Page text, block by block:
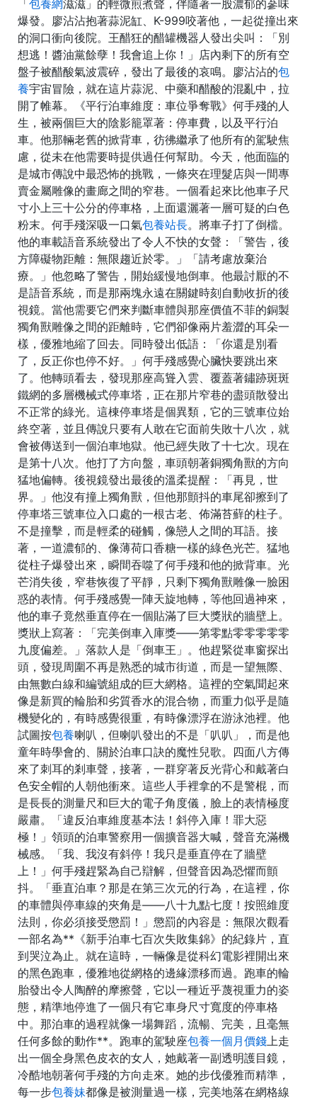
「 包養網滋滋」的輕微煎煮聲，伴隨著一股濃郁的蔘味
爆發。廖沾沾抱著蒜泥缸、K-999咬著他，一起從撞出來
的洞口衝向後院。王醋狂的醋罐機器人發出尖叫：「別
想逃！醬油黨餘孽！我會追上你！」店內剩下的所有空
盤子被醋酸氣波震碎，發出了最後的哀鳴。廖沾沾的包
養宇宙冒險，就在這片蒜泥、中藥和醋酸的混亂中，拉
開了帷幕。《平行泊車維度：車位爭奪戰》何手殘的人
生，被兩個巨大的陰影籠罩著：停車費，以及平行泊
車。他那輛老舊的掀背車，彷彿繼承了他所有的駕駛焦
慮，從未在他需要時提供過任何幫助。今天，他面臨的
是城市傳說中最恐怖的挑戰，一條夾在理髮店與一間專
賣金屬雕像的畫廊之間的窄巷。一個看起來比他車子尺
寸小上三十公分的停車格，上面還灑著一層可疑的白色
粉末。何手殘深吸一口氣包養站長。將車子打了倒檔。
他的車載語音系統發出了令人不快的女聲：「警告，後
方障礙物距離：無限趨近於零。」「請考慮放棄治
療。」他忽略了警告，開始緩慢地倒車。他最討厭的不
是語音系統，而是那兩塊永遠在關鍵時刻自動收折的後
視鏡。當他需要它們來判斷車體與那座價值不菲的銅製
獨角獸雕像之間的距離時，它們卻像兩片羞澀的耳朵一
樣，優雅地縮了回去。同時發出低語：「你還是別看
了，反正你也停不好。」何手殘感覺心臟快要跳出來
了。他轉頭看去，發現那座高聳入雲、覆蓋著鏽跡斑斑
鐵網的多層機械式停車塔，正在那片窄巷的盡頭散發出
不正常的綠光。這棟停車塔是個異類，它的三號車位始
終空著，並且傳說只要有人敢在它面前失敗十八次，就
會被傳送到一個泊車地獄。他已經失敗了十七次。現在
是第十八次。他打了方向盤，車頭朝著銅獨角獸的方向
猛地偏轉。後視鏡發出最後的溫柔提醒：「再見，世
界。」他沒有撞上獨角獸，但他那顫抖的車尾卻擦到了
停車塔三號車位入口處的一根古老、佈滿苔蘚的柱子。
不是撞擊，而是輕柔的碰觸，像戀人之間的耳語。接
著，一道濃郁的、像薄荷口香糖一樣的綠色光芒。猛地
從柱子爆發出來，瞬間吞噬了何手殘和他的掀背車。光
芒消失後，窄巷恢復了平靜，只剩下獨角獸雕像一臉困
惑的表情。何手殘感覺一陣天旋地轉，等他回過神來，
他的車子竟然垂直停在一個貼滿了巨大獎狀的牆壁上。
獎狀上寫著：「完美倒車入庫獎——第零點零零零零零
九度偏差。」落款人是「倒車王」。他趕緊從車窗探出
頭，發現周圍不再是熟悉的城市街道，而是一望無際、
由無數白線和編號組成的巨大網格。這裡的空氣聞起來
像是新買的輪胎和劣質香水的混合物，而重力似乎是隨
機變化的，有時感覺很重，有時像漂浮在游泳池裡。他
試圖按包養喇叭，但喇叭發出的不是「叭叭」，而是他
童年時學會的、關於泊車口訣的魔性兒歌。四面八方傳
來了刺耳的剎車聲，接著，一群穿著反光背心和戴著白
色安全帽的人朝他衝來。這些人手裡拿的不是警棍，而
是長長的測量尺和巨大的電子角度儀，臉上的表情極度
嚴肅。「違反泊車維度基本法！斜停入庫！罪大惡
極！」領頭的泊車警察用一個擴音器大喊，聲音充滿機
械感。「我、我沒有斜停！我只是垂直停在了牆壁
上！」何手殘趕緊為自己辯解，但聲音因為恐懼而顫
抖。「垂直泊車？那是在第三次元的行為，在這裡，你
的車體與停車線的夾角是——八十九點七度！按照維度
法則，你必須接受懲罰！」懲罰的內容是：無限次觀看
一部名為**《新手泊車七百次失敗集錦》的紀錄片，直
到哭泣為止。就在這時，一輛像是從科幻電影裡開出來
的黑色跑車，優雅地從網格的邊緣漂移而過。跑車的輪
胎發出令人陶醉的摩擦聲，它以一種近乎蔑視重力的姿
態，精準地停進了一個只有它車身尺寸寬度的停車格
中。那泊車的過程就像一場舞蹈，流暢、完美，且毫無
任何多餘的動作**。跑車的駕駛座包養一個月價錢上走
出一個全身黑色皮衣的女人，她戴著一副透明護目鏡，
冷酷地朝著何手殘的方向走來。她的步伐優雅而精準，
每一步包養妹都像是被測量過一樣，完美地落在網格線